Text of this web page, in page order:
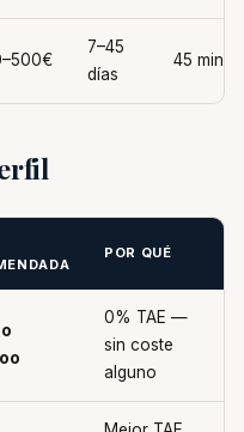
7–45
días
45 min
POR QUÉ
0% TAE —
sin coste
alguno